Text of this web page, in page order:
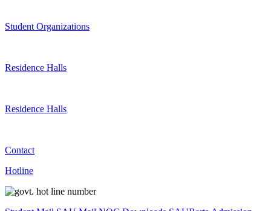
Student Organizations
Residence Halls
Residence Halls
Contact
Hotline